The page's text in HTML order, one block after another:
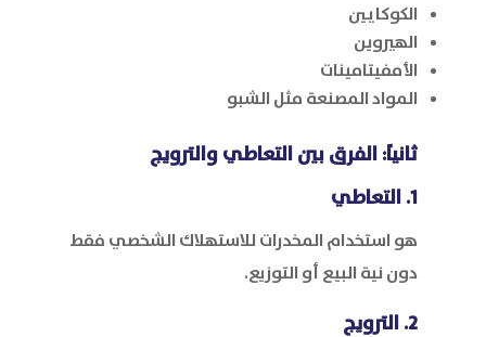
الكوكايين
الهيروين
الأمفيتامينات
المواد المصنعة مثل الشبو
ثانياً: الفرق بين التعاطي والترويج
1. التعاطي
هو استخدام المخدرات للاستهلاك الشخصي فقط
دون نية البيع أو التوزيع.
2. الترويج